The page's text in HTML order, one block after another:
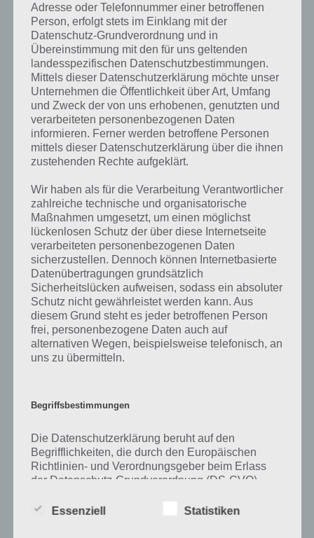
Kurze Begriffserklärung zur Lösung
Keller
Keller ist die Lösung für das tägliche Rätsel am 28.4.2024 in 4 Bilder 1
Wort, doch welche Bedeutung hat dieses eigentlich und was gibt es
bestimmten Lösungen präsentieren wir daher auch immer eine
kurze Begriffserklärung!
Zu Keller haben wir zunächst keine weiteren Informationen parat!
Auf WhatsApp teilen Teilen auf Facebook
Tweet auf Twitter
Mehr Artikel hier auf Touchportal
Adresse oder Telefonnummer einer betroffenen
Person, erfolgt stets im Einklang mit der
Datenschutz-Grundverordnung und in
Übereinstimmung mit den für uns geltenden
landesspezifischen Datenschutzbestimmungen.
Mittels dieser Datenschutzerklärung möchte unser
Unternehmen die Öffentlichkeit über Art, Umfang
und Zweck der von uns erhobenen, genutzten und
verarbeiteten personenbezogenen Daten
informieren. Ferner werden betroffene Personen
mittels dieser Datenschutzerklärung über die ihnen
zustehenden Rechte aufgeklärt.
Wir haben als für die Verarbeitung Verantwortlicher
zahlreiche technische und organisatorische
Maßnahmen umgesetzt, um einen möglichst
lückenlosen Schutz der über diese Internetseite
verarbeiteten personenbezogenen Daten
sicherzustellen. Dennoch können Internetbasierte
Datenübertragungen grundsätzlich
Sicherheitslücken aufweisen, sodass ein absoluter
Schutz nicht gewährleistet werden kann. Aus
diesem Grund steht es jeder betroffenen Person
frei, personenbezogene Daten auch auf
alternativen Wegen, beispielsweise telefonisch, an
uns zu übermitteln.
Begriffsbestimmungen
Die Datenschutzerklärung beruht auf den
Begrifflichkeiten, die durch den Europäischen
Richtlinien- und Verordnungsgeber beim Erlass
der Datenschutz-Grundverordnung (DS-GVO)
soll sowohl für die Öffentlichkeit als auch für
Essenziell Statistiken